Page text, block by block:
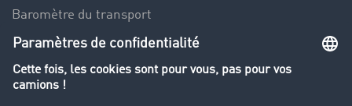
Baromètre du transport
Le dictionnaire du transport
Interdiction de circulation des poids lourds